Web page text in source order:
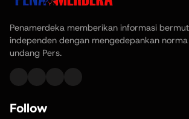
Penamerdeka memberikan informasi
independen dengan mengedepankan
undang Pers.
Follow